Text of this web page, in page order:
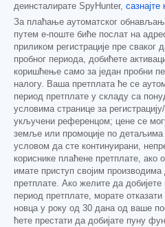
деинсталирате SpyHunter, сазнајте
За плаћање аутоматског
путем е-поште биће послат на
приликом регистрације пре
пробног периода, добићете
коришћење само за један пробни
налогу. Ваша претплата ће се
период претплате у складу са
условима странице за
укључени референцом; цене се
земље или промоције по детаљима
условом да сте континуирани,
кориснике плаћене претплате, ако
имате приступ својим
претплате. Ако желите да добијете
период претплате, морате
новца у року од 30 дана од ваше
ћете престати да добијате пуну